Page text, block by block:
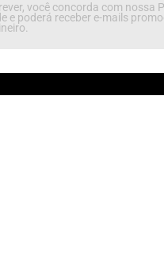
você concorda com nossa
e poderá receber e-mails